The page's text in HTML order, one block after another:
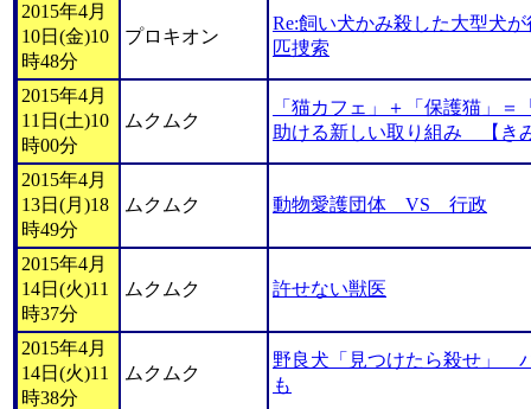
2015年4月
10日(金)10
時48分
プロキオン
Re:飼い犬かみ殺した大型犬
匹捜索
2015年4月
11日(土)10
時00分
ムクムク
「猫カフェ」＋「保護猫」
助ける新しい取り組み 【き
2015年4月
13日(月)18
時49分
ムクムク 動物愛護団体 VS 行政
2015年4月
14日(火)11
時37分
ムクムク 許せない獣医
2015年4月
14日(火)11
時38分
ムクムク
野良犬「見つけたら殺せ」
も